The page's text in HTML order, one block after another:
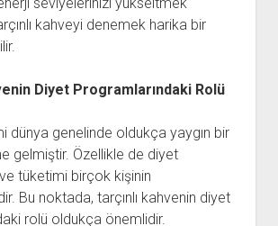
kahveyi denemek harika bir
Diyet Programlarındaki Rolü
dünya genelinde oldukça yaygın bir
gelmiştir. Özellikle de diyet
tüketimi birçok kişinin
Bu noktada, tarçınlı kahvenin diyet
rolü oldukça önemlidir.